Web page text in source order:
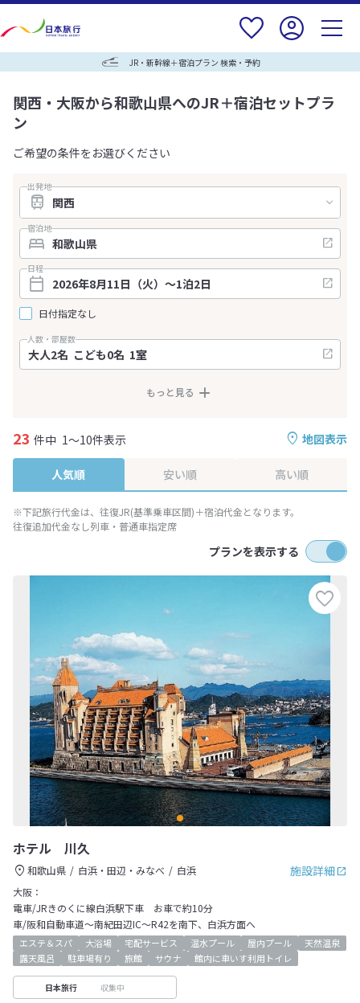
JR・新幹線＋宿泊プラン 検索・予約
関西・大阪から和歌山県へのJR＋宿泊セットプラ
ン
ご希望の条件をお選びください
出発地
宿泊地
日程
日付指定なし
人数・部屋数
もっと見る
地図表示
23 件中 1～10件表示
人気順 安い順 高い順
※下記旅行代金は、往復JR(基準乗車区間)＋宿泊代金となります。
往復追加代金なし列車・普通車指定席
プランを表示する
ホテル 川久
施設詳細
和歌山県 白浜・田辺・みなべ
白浜
大阪：
電車/JRきのくに線白浜駅下車 お車で約10分
車/阪和自動車道～南紀田辺IC～R42を南下、白浜方面へ
エステ＆スパ 大浴場 宅配サービス 温水プール 屋内プール
天然温泉
露天風呂
駐車場有り 旅館 サウナ 館内に車いす利用トイレ
日本旅行 収集中